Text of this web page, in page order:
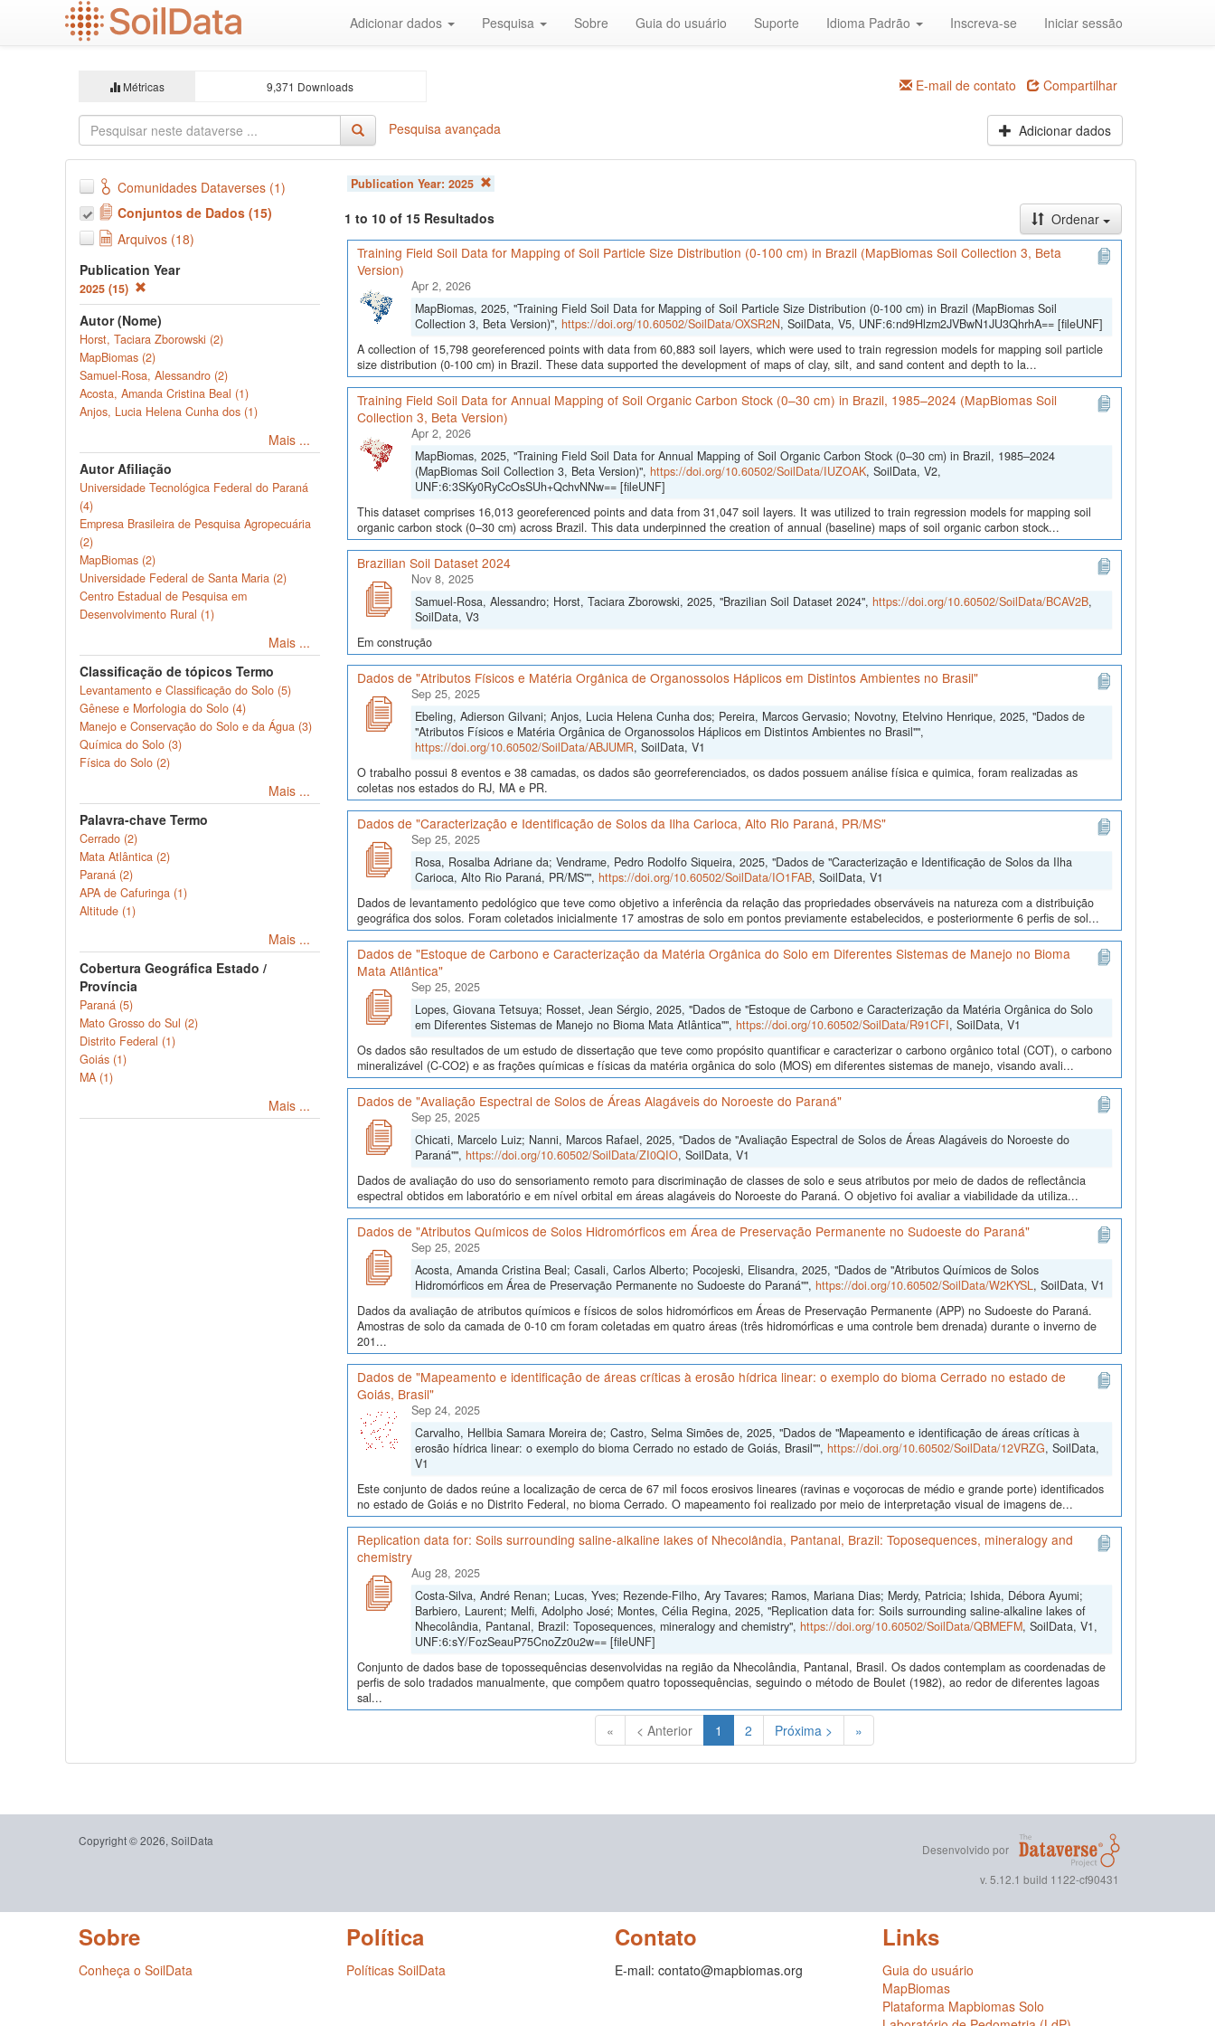
Adicionar dados Pesquisa Sobre Guia do usuário Suporte Idioma Padrão Inscreva-se Iniciar sessão
Métricas 9,371 Downloads E-mail de contato Compartilhar
Pesquisa avançada Adicionar dados
Comunidades Dataverses (1)
Conjuntos de Dados (15)
Arquivos (18)
Publication Year
2025 (15)
Autor (Nome)
Horst, Taciara Zborowski (2)
MapBiomas (2)
Samuel-Rosa, Alessandro (2)
Acosta, Amanda Cristina Beal (1)
Anjos, Lucia Helena Cunha dos (1)
Mais ...
Autor Afiliação
Universidade Tecnológica Federal do Paraná
(4)
Empresa Brasileira de Pesquisa Agropecuária
(2)
MapBiomas (2)
Universidade Federal de Santa Maria (2)
Centro Estadual de Pesquisa em
Desenvolvimento Rural (1)
Mais ...
Classificação de tópicos Termo
Levantamento e Classificação do Solo (5)
Gênese e Morfologia do Solo (4)
Manejo e Conservação do Solo e da Água (3)
Química do Solo (3)
Física do Solo (2)
Mais ...
Palavra-chave Termo
Cerrado (2)
Mata Atlântica (2)
Paraná (2)
APA de Cafuringa (1)
Altitude (1)
Mais ...
Cobertura Geográfica Estado /
Província
Paraná (5)
Mato Grosso do Sul (2)
Distrito Federal (1)
Goiás (1)
MA (1)
Mais ...
Publication Year: 2025
1 to 10 of 15 Resultados
Ordenar
Training Field Soil Data for Mapping of Soil Particle Size Distribution (0-100 cm) in Brazil (MapBiomas Soil Collection 3, Beta
Version)
Apr 2, 2026
MapBiomas, 2025, "Training Field Soil Data for Mapping of Soil Particle Size Distribution (0-100 cm) in Brazil (MapBiomas Soil
Collection 3, Beta Version)", https://doi.org/10.60502/SoilData/OXSR2N, SoilData, V5, UNF:6:nd9Hlzm2JVBwN1JU3QhrhA== [fileUNF]
A collection of 15,798 georeferenced points with data from 60,883 soil layers, which were used to train regression models for mapping soil particle
size distribution (0-100 cm) in Brazil. These data supported the development of maps of clay, silt, and sand content and depth to la...
Training Field Soil Data for Annual Mapping of Soil Organic Carbon Stock (0–30 cm) in Brazil, 1985–2024 (MapBiomas Soil
Collection 3, Beta Version)
Apr 2, 2026
MapBiomas, 2025, "Training Field Soil Data for Annual Mapping of Soil Organic Carbon Stock (0–30 cm) in Brazil, 1985–2024
(MapBiomas Soil Collection 3, Beta Version)", https://doi.org/10.60502/SoilData/IUZOAK, SoilData, V2,
UNF:6:3SKy0RyCcOsSUh+QchvNNw== [fileUNF]
This dataset comprises 16,013 georeferenced points and data from 31,047 soil layers. It was utilized to train regression models for mapping soil
organic carbon stock (0–30 cm) across Brazil. This data underpinned the creation of annual (baseline) maps of soil organic carbon stock...
Brazilian Soil Dataset 2024
Nov 8, 2025
Samuel-Rosa, Alessandro; Horst, Taciara Zborowski, 2025, "Brazilian Soil Dataset 2024", https://doi.org/10.60502/SoilData/BCAV2B,
SoilData, V3
Em construção
Dados de "Atributos Físicos e Matéria Orgânica de Organossolos Háplicos em Distintos Ambientes no Brasil"
Sep 25, 2025
Ebeling, Adierson Gilvani; Anjos, Lucia Helena Cunha dos; Pereira, Marcos Gervasio; Novotny, Etelvino Henrique, 2025, "Dados de
"Atributos Físicos e Matéria Orgânica de Organossolos Háplicos em Distintos Ambientes no Brasil"",
https://doi.org/10.60502/SoilData/ABJUMR, SoilData, V1
O trabalho possui 8 eventos e 38 camadas, os dados são georreferenciados, os dados possuem análise física e quimica, foram realizadas as
coletas nos estados do RJ, MA e PR.
Dados de "Caracterização e Identificação de Solos da Ilha Carioca, Alto Rio Paraná, PR/MS"
Sep 25, 2025
Rosa, Rosalba Adriane da; Vendrame, Pedro Rodolfo Siqueira, 2025, "Dados de "Caracterização e Identificação de Solos da Ilha
Carioca, Alto Rio Paraná, PR/MS"", https://doi.org/10.60502/SoilData/IO1FAB, SoilData, V1
Dados de levantamento pedológico que teve como objetivo a inferência da relação das propriedades observáveis na natureza com a distribuição
geográfica dos solos. Foram coletados inicialmente 17 amostras de solo em pontos previamente estabelecidos, e posteriormente 6 perfis de sol...
Dados de "Estoque de Carbono e Caracterização da Matéria Orgânica do Solo em Diferentes Sistemas de Manejo no Bioma
Mata Atlântica"
Sep 25, 2025
Lopes, Giovana Tetsuya; Rosset, Jean Sérgio, 2025, "Dados de "Estoque de Carbono e Caracterização da Matéria Orgânica do Solo
em Diferentes Sistemas de Manejo no Bioma Mata Atlântica"", https://doi.org/10.60502/SoilData/R91CFI, SoilData, V1
Os dados são resultados de um estudo de dissertação que teve como propósito quantificar e caracterizar o carbono orgânico total (COT), o carbono
mineralizável (C-CO2) e as frações químicas e físicas da matéria orgânica do solo (MOS) em diferentes sistemas de manejo, visando avali...
Dados de "Avaliação Espectral de Solos de Áreas Alagáveis do Noroeste do Paraná"
Sep 25, 2025
Chicati, Marcelo Luiz; Nanni, Marcos Rafael, 2025, "Dados de "Avaliação Espectral de Solos de Áreas Alagáveis do Noroeste do
Paraná"", https://doi.org/10.60502/SoilData/ZI0QIO, SoilData, V1
Dados de avaliação do uso do sensoriamento remoto para discriminação de classes de solo e seus atributos por meio de dados de reflectância
espectral obtidos em laboratório e em nível orbital em áreas alagáveis do Noroeste do Paraná. O objetivo foi avaliar a viabilidade da utiliza...
Dados de "Atributos Químicos de Solos Hidromórficos em Área de Preservação Permanente no Sudoeste do Paraná"
Sep 25, 2025
Acosta, Amanda Cristina Beal; Casali, Carlos Alberto; Pocojeski, Elisandra, 2025, "Dados de "Atributos Químicos de Solos
Hidromórficos em Área de Preservação Permanente no Sudoeste do Paraná"", https://doi.org/10.60502/SoilData/W2KYSL, SoilData, V1
Dados da avaliação de atributos químicos e físicos de solos hidromórficos em Áreas de Preservação Permanente (APP) no Sudoeste do Paraná.
Amostras de solo da camada de 0-10 cm foram coletadas em quatro áreas (três hidromórficas e uma controle bem drenada) durante o inverno de
201...
Dados de "Mapeamento e identificação de áreas críticas à erosão hídrica linear: o exemplo do bioma Cerrado no estado de
Goiás, Brasil"
Sep 24, 2025
Carvalho, Hellbia Samara Moreira de; Castro, Selma Simões de, 2025, "Dados de "Mapeamento e identificação de áreas críticas à
erosão hídrica linear: o exemplo do bioma Cerrado no estado de Goiás, Brasil"", https://doi.org/10.60502/SoilData/12VRZG, SoilData,
V1
Este conjunto de dados reúne a localização de cerca de 67 mil focos erosivos lineares (ravinas e voçorocas de médio e grande porte) identificados
no estado de Goiás e no Distrito Federal, no bioma Cerrado. O mapeamento foi realizado por meio de interpretação visual de imagens de...
Replication data for: Soils surrounding saline-alkaline lakes of Nhecolândia, Pantanal, Brazil: Toposequences, mineralogy and
chemistry
Aug 28, 2025
Costa-Silva, André Renan; Lucas, Yves; Rezende-Filho, Ary Tavares; Ramos, Mariana Dias; Merdy, Patricia; Ishida, Débora Ayumi;
Barbiero, Laurent; Melfi, Adolpho José; Montes, Célia Regina, 2025, "Replication data for: Soils surrounding saline-alkaline lakes of
Nhecolândia, Pantanal, Brazil: Toposequences, mineralogy and chemistry", https://doi.org/10.60502/SoilData/QBMEFM, SoilData, V1,
UNF:6:sY/FozSeauP75CnoZz0u2w== [fileUNF]
Conjunto de dados base de topossequências desenvolvidas na região da Nhecolândia, Pantanal, Brasil. Os dados contemplam as coordenadas de
perfis de solo tradados manualmente, que compõem quatro topossequências, seguindo o método de Boulet (1982), ao redor de diferentes lagoas
sal...
« < Anterior 1 (Atual)
2 Próxima > »
Copyright © 2026, SoilData
Desenvolvido por
v. 5.12.1 build 1122-cf90431
Sobre
Conheça o SoilData
Política
Políticas SoilData
Contato
E-mail: contato@mapbiomas.org
Links
Guia do usuário
MapBiomas
Plataforma Mapbiomas Solo